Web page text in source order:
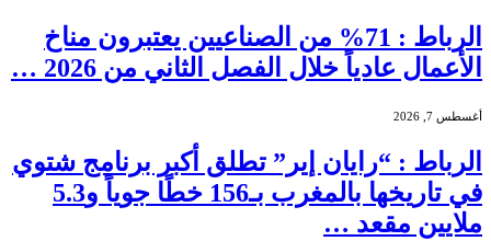
الرباط : 71% من الصناعيين يعتبرون مناخ
الأعمال عادياً خلال الفصل الثاني من 2026 …
أغسطس 7, 2026
الرباط : “رايان إير” تطلق أكبر برنامج شتوي
في تاريخها بالمغرب بـ156 خطًا جوياً و5.3
ملايين مقعد …